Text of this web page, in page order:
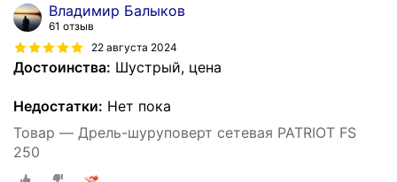
Владимир Балыков
61 отзыв
22 августа 2024
Достоинства: Шустрый, цена
Недостатки: Нет пока
Товар — Дрель-шуруповерт сетевая PATRIOT FS
250